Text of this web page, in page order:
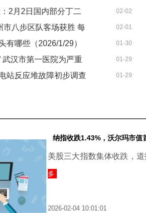
报
2月2日国内部分丁二
情况
02-02
市八步区队客场获胜 每
02-01
有哪些（2026/1/29） 01-30
武汉市第一医院为严重
功置换肘关节_每日精
01-29
站反应堆故障初步调查
01-29
纳指收跌1.43%，沃尔玛市值
美股三大指数集体收跌，
多
2026-02-04 10:01:01